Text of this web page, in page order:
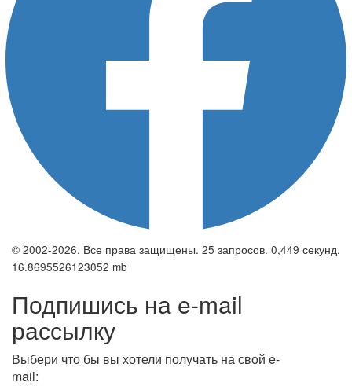
© 2002-2026. Все права защищены. 25 запросов. 0,449 секунд.
16.8695526123052 mb
Подпишись на e-mail
рассылку
Выбери что бы вы хотели получать на свой e-
mail: